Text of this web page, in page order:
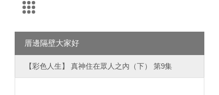
厝邊隔壁大家好
【彩色人生】 真神住在眾人之內（下） 第9集